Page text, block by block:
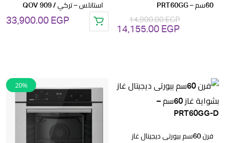
60سم – PRT60GG
14,900.00EGP
السعر
14,900.00 EGP.
14,155.00 EGP
السعر
استانلس – تركي / QOV 909
33,900.00 EGP
فرن 60سم بيورتى ديجيتال غاز
20%